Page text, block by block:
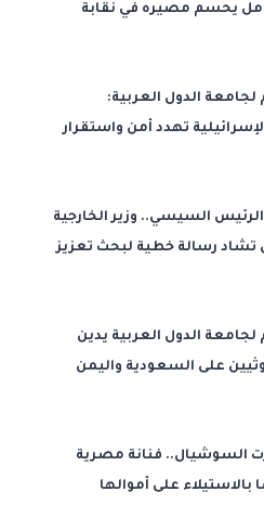
يحسم مصيره في نقابة
لجامعة الدول العربية:
تهدد أمن واستقرار
السيسي.. وزير الخارجية
رسالة خطية لبحث تعزيز
لجامعة الدول العربية يدين
على السعودية واليمن
السوشيال.. فنانة مصرية
على أموالها